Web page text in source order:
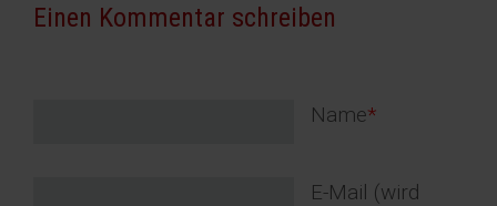
Einen Kommentar schreiben
Pflichtfeld
Name*
Pflichtfeld
E-Mail (wird